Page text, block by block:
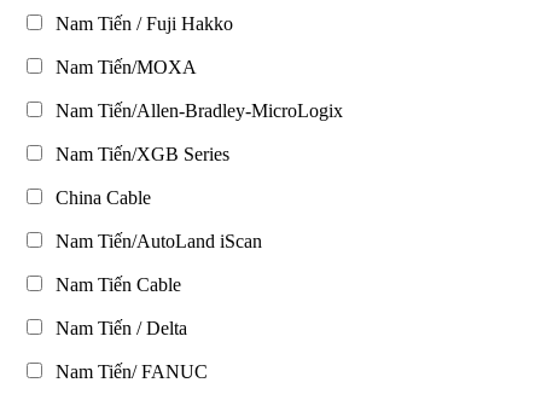
Nam Tiến / Fuji Hakko
Nam Tiến/MOXA
Nam Tiến/Allen-Bradley-MicroLogix
Nam Tiến/XGB Series
China Cable
Nam Tiến/AutoLand iScan
Nam Tiến Cable
Nam Tiến / Delta
Nam Tiến/ FANUC